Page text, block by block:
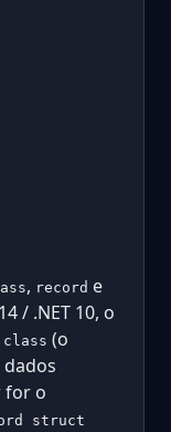
, record e
/ .NET 10, o
(o
for o
struct